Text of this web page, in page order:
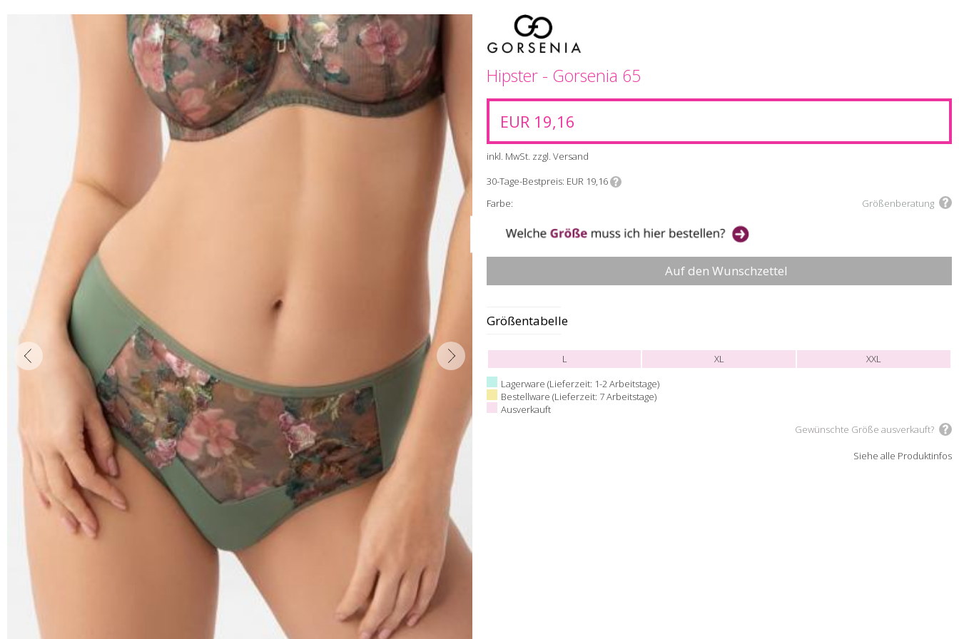
Hipster - Gorsenia 65
EUR 19,16
inkl. MwSt. zzgl. Versand
30-Tage-Bestpreis EUR 19,16
Farbe:
Größenberatung
Auf den Wunschzettel
Größentabelle
L XL
XXL
Lagerware (Lieferzeit: 1-2 Arbeitstage)
Bestellware (Lieferzeit: 7 Arbeitstage)
Ausverkauft
Gewünschte Größe ausverkauft?
Siehe alle Produktinfos